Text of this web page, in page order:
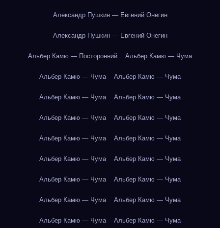
Александр Пушкин — Евгений Онегин
Александр Пушкин — Евгений Онегин
Альбер Камю — Посторонний Альбер Камю — Чума
Альбер Камю — Чума Альбер Камю — Чума
Альбер Камю — Чума Альбер Камю — Чума
Альбер Камю — Чума Альбер Камю — Чума
Альбер Камю — Чума Альбер Камю — Чума
Альбер Камю — Чума Альбер Камю — Чума
Альбер Камю — Чума Альбер Камю — Чума
Альбер Камю — Чума Альбер Камю — Чума
Альбер Камю — Чума Альбер Камю — Чума